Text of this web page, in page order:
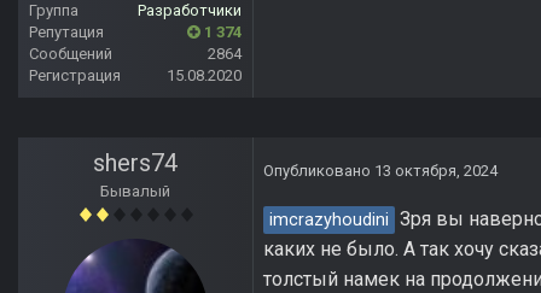
Группа
Разработчики
Репутация
1 374
Сообщений
2864
Регистрация
15.08.2020
shers74
Бывалый
Опубликовано 13 октября, 2024
imcrazyhoudini Зря вы
каких не было. А так хочу
толстый намек на